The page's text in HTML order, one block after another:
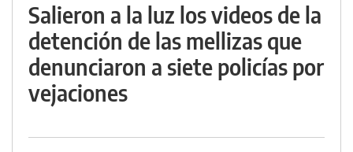
Salieron a la luz los videos de la
detención de las mellizas que
denunciaron a siete policías por
vejaciones